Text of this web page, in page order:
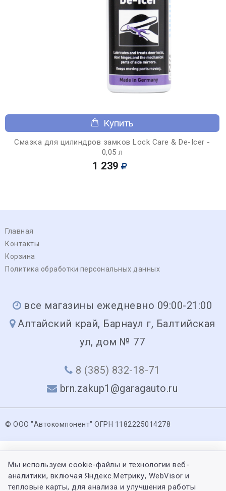
Купить
Смазка для цилиндров замков Lock Care & De-Icer -
0,05 л
1 239
Главная
Контакты
Корзина
Политика обработки персональных данных
все магазины ежедневно 09:00-21:00
Алтайский край, Барнаул г, Балтийская
ул, дом № 77
8 (385) 832-18-71
brn.zakup1@garagauto.ru
© ООО "Автокомпонент" ОГРН 1182225014278
Мы используем cookie-файлы и технологии веб-
аналитики, включая Яндекс.Метрику, WebVisor и
тепловые карты, для анализа и улучшения работы